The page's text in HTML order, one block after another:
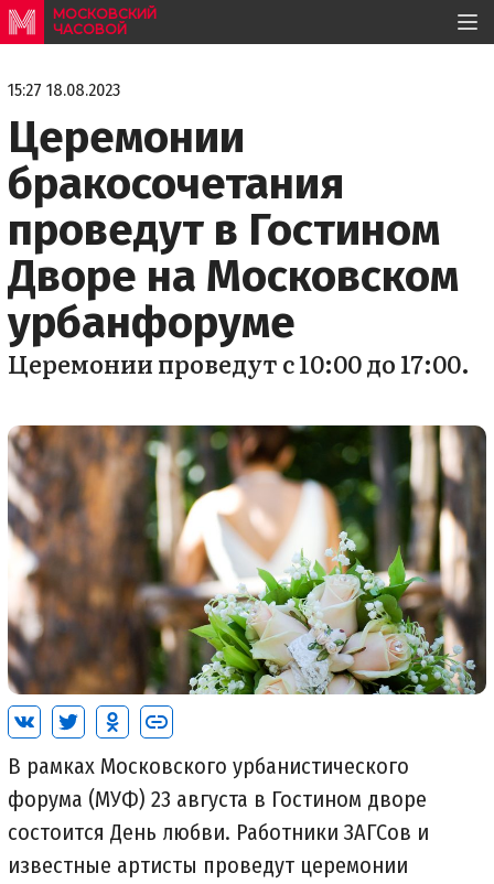
МОСКОВСКИЙ
ЧАСОВОЙ
15:27 18.08.2023
Церемонии
бракосочетания
проведут в Гостином
Дворе на Московском
урбанфоруме
Церемонии проведут с 10:00 до 17:00.
В рамках Московского урбанистического
форума (МУФ) 23 августа в Гостином дворе
состоится День любви. Работники ЗАГСов и
известные артисты проведут церемонии